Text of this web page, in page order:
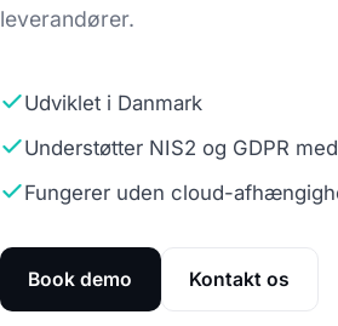
leverandører.
Udviklet i Danmark
Understøtter NIS2 og GDPR
Fungerer uden cloud-
Book demo Kontakt os